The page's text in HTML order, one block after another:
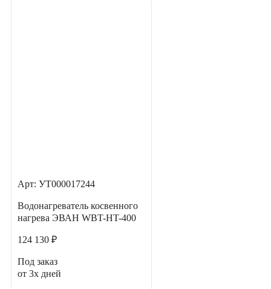
Арт: УТ000017244
Водонагреватель косвенного
нагрева ЭВАН WBT-HT-400
124 130 ₽
Под заказ
от 3х дней